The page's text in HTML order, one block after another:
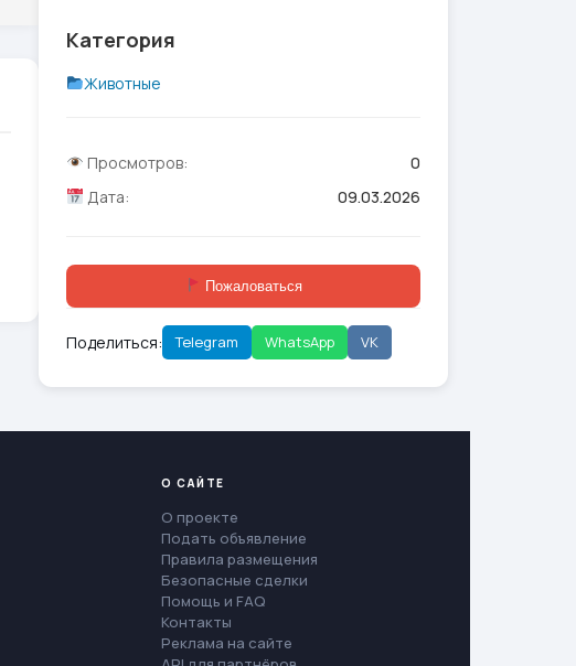
Категория
Животные
Просмотров:
0
Дата:
09.03.2026
Пожаловаться
Поделиться: Telegram WhatsApp VK
О САЙТЕ
О проекте
Подать объявление
Правила размещения
Безопасные сделки
Помощь и FAQ
Контакты
Реклама на сайте